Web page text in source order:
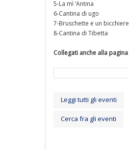
5-La mì ‘Antina
6-Cantina di ugo
7-Bruschette e un bicchiere
8-Cantina di Tibetta
Collegati anche alla pagina
Leggi tutti gli eventi
Cerca fra gli eventi